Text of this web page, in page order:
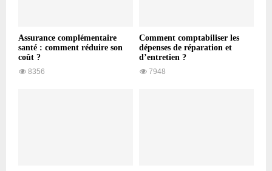
Assurance complémentaire
santé : comment réduire son
coût ?
8356
Comment comptabiliser les
dépenses de réparation et
d’entretien ?
7948